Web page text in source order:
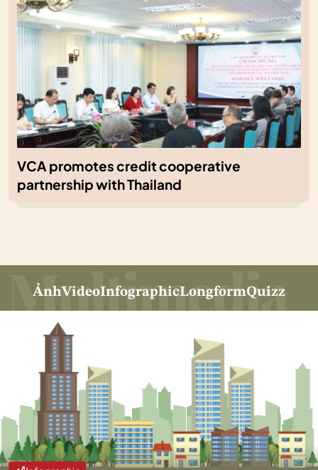
VCA promotes credit cooperative
partnership with Thailand
ẢnhVideoInfographicLongformQuizz